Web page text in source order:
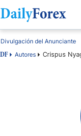
DF Autores Crispus
Divulgación del Anunciante